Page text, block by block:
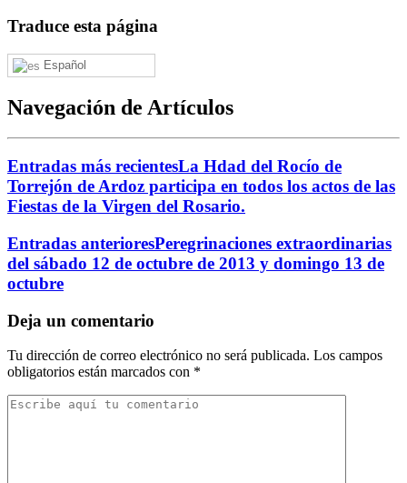
Traduce esta página
Español
Navegación de Artículos
Entradas más recientesLa Hdad del Rocío de
Torrejón de Ardoz participa en todos los actos de las
Fiestas de la Virgen del Rosario.
Entradas anterioresPeregrinaciones extraordinarias
del sábado 12 de octubre de 2013 y domingo 13 de
octubre
Deja un comentario
Tu dirección de correo electrónico no será publicada. Los campos
obligatorios están marcados con *